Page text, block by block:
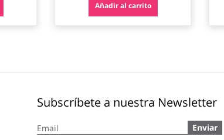
Añadir al carrito
Subscríbete a nuestra Newsletter
a
Enviar